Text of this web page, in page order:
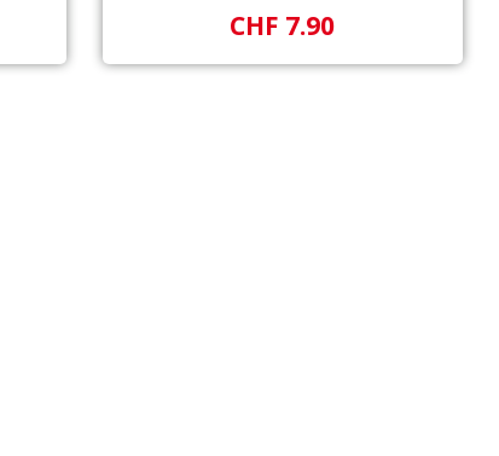
CHF 7.90